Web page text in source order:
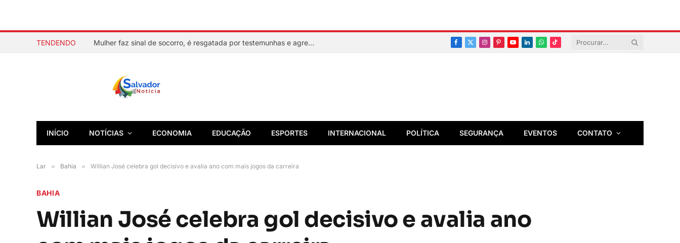
TENDENDO Mulher faz sinal de socorro, é resgatada por testemunhas e agressor acaba preso em flagrante
Facebook
X
Instagram
PinterestYouTubeLinkedInWhatsapp
TikTok
INÍCIO NOTÍCIAS ECONOMIA EDUCAÇÃO ESPORTES INTERNACIONAL POLÍTICA SEGURANÇA EVENTOS CONTATO
Lar » Bahia » Willian José celebra gol decisivo e avalia ano com mais jogos da carreira
BAHIA
Willian José celebra gol decisivo e avalia ano